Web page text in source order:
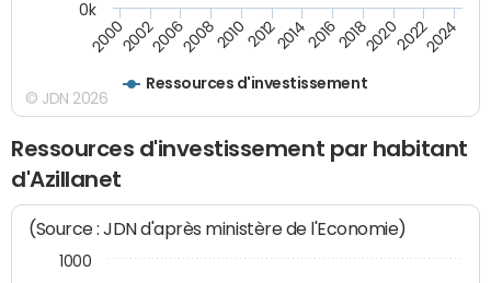
Ressources d'investissement
200020022006200820102012201420162018202020222024
0k
© JDN 2026
Ressources d'investissement par habitant
d'Azillanet
(Source : JDN d'après ministère de l'Economie)
1000